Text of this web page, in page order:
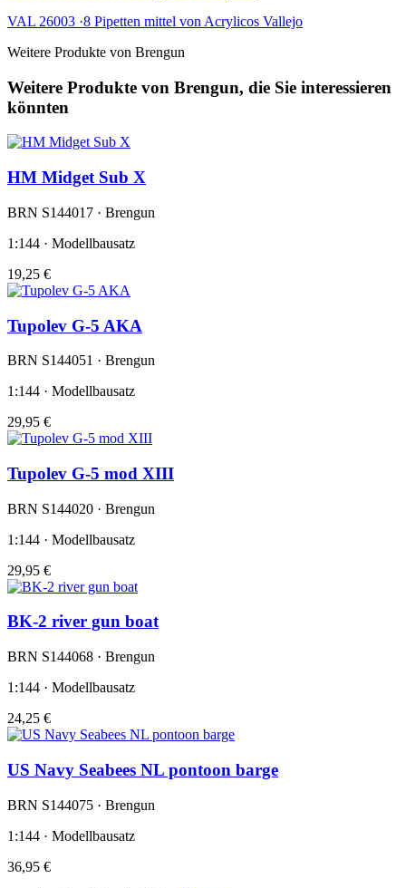
VAL 26003 ·8 Pipetten mittel von Acrylicos Vallejo
Weitere Produkte von Brengun
Weitere Produkte von Brengun, die Sie interessieren
könnten
HM Midget Sub X
BRN S144017 · Brengun
1:144 · Modellbausatz
19,25 €
Tupolev G-5 AKA
BRN S144051 · Brengun
1:144 · Modellbausatz
29,95 €
Tupolev G-5 mod XIII
BRN S144020 · Brengun
1:144 · Modellbausatz
29,95 €
BK-2 river gun boat
BRN S144068 · Brengun
1:144 · Modellbausatz
24,25 €
US Navy Seabees NL pontoon barge
BRN S144075 · Brengun
1:144 · Modellbausatz
36,95 €